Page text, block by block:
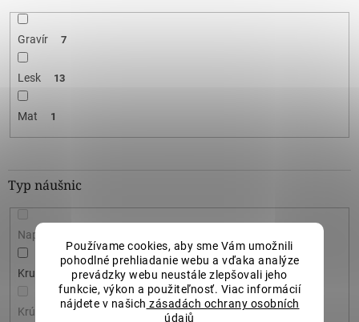
Používame cookies, aby sme Vám umožnili
pohodlné prehliadanie webu a vďaka analýze
prevádzky webu neustále zlepšovali jeho
funkcie, výkon a použiteľnosť. Viac informácií
nájdete v našich zásadách ochrany osobních
údajů
Gravír 7
Lesk 13
Mat 1
Typ náušnic
Napichovačky
Kruhové 2
Krúžkové 0